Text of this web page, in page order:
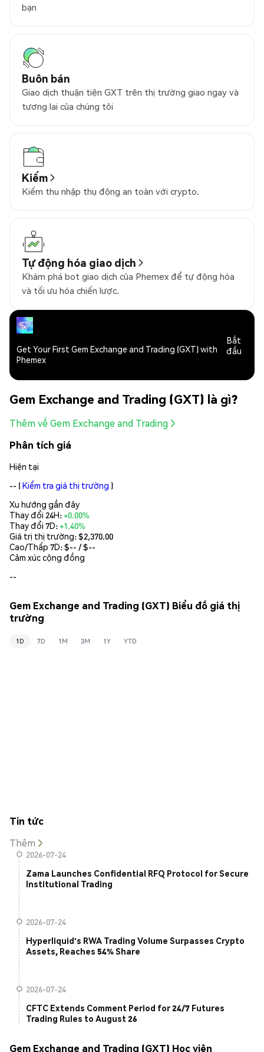
bạn
Buôn bán
Giao dịch thuận tiện GXT trên thị trường giao ngay và
tương lai của chúng tôi
Kiếm
Kiếm thu nhập thụ động an toàn với crypto.
Tự động hóa giao dịch
Khám phá bot giao dịch của Phemex để tự động hóa
và tối ưu hóa chiến lược.
Get Your First Gem Exchange and Trading (GXT) with
Phemex
Bắt
đầu
Gem Exchange and Trading (GXT) là gì?
Thêm về Gem Exchange and Trading
Phân tích giá
Hiện tại
-- (Kiểm tra giá thị trường )
Xu hướng gần đây
Thay đổi 24H:+0.00%
Thay đổi 7D:+1.40%
Giá trị thị trường:$2,370.00
Cao/Thấp 7D: $-- / $--
Cảm xúc cộng đồng
--
Gem Exchange and Trading (GXT) Biểu đồ giá thị
trường
1D 7D 1M 3M 1Y YTD
Tin tức
Thêm
2026-07-24
Zama Launches Confidential RFQ Protocol for Secure
Institutional Trading
2026-07-24
Hyperliquid's RWA Trading Volume Surpasses Crypto
Assets, Reaches 54% Share
2026-07-24
CFTC Extends Comment Period for 24/7 Futures
Trading Rules to August 26
Gem Exchange and Trading (GXT) Học viện